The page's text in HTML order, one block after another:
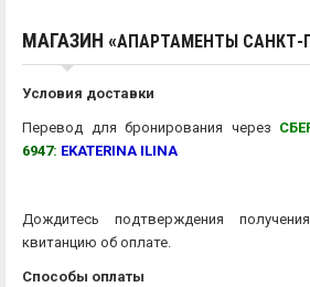
МАГАЗИН «АПАРТАМЕНТЫ САНКТ-
Условия доставки
Перевод для бронирования через
6947: EKATERINA ILINA
Дождитесь подтверждения
квитанцию об оплате.
Способы оплаты